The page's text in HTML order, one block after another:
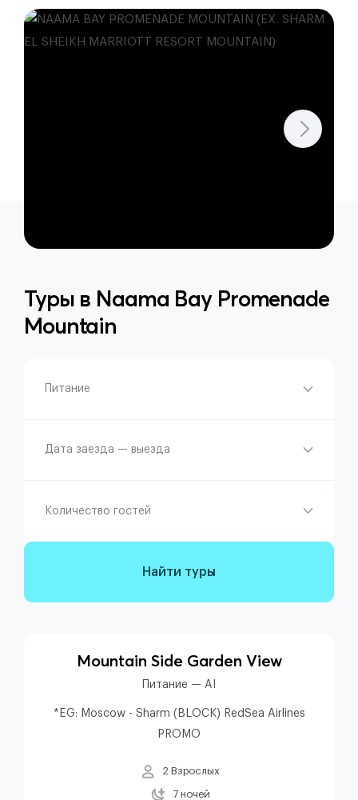
Туры в Naama Bay Promenade
Mountain
Питание
Дата заезда — выезда
Количество гостей
Найти туры
Mountain Side Garden View
Питание — AI
*EG: Moscow - Sharm (BLOCK) RedSea Airlines
PROMO
2 Взрослых
7 ночей